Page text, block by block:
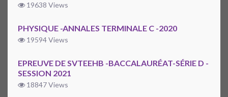
19638 Views
PHYSIQUE -ANNALES TERMINALE C -2020
19594 Views
EPREUVE DE SVTEEHB -BACCALAURÉAT-SÉRIE D -
SESSION 2021
18847 Views